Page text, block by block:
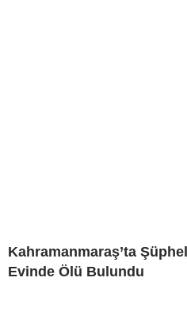
Kahramanmaraş’ta
Evinde Ölü Bulundu